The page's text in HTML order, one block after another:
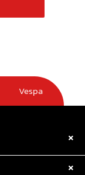
Vespa